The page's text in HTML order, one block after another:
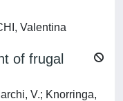
Valentina
of frugal
V.; Knorringa,